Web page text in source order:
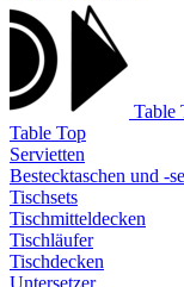
Table
Table Top
Servietten
Bestecktaschen und -
Tischsets
Tischmitteldecken
Tischläufer
Tischdecken